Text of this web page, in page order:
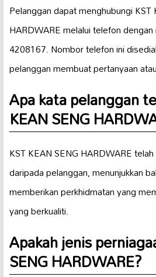
Pelanggan dapat menghubungi KST
HARDWARE melalui telefon
4208167. Nombor telefon ini
pelanggan membuat pertanyaan
Apa kata pelanggan
KEAN SENG
KST KEAN SENG HARDWARE
daripada pelanggan, menunjukkan
memberikan perkhidmatan yang
yang berkualiti.
Apakah jenis
SENG HARDWARE?